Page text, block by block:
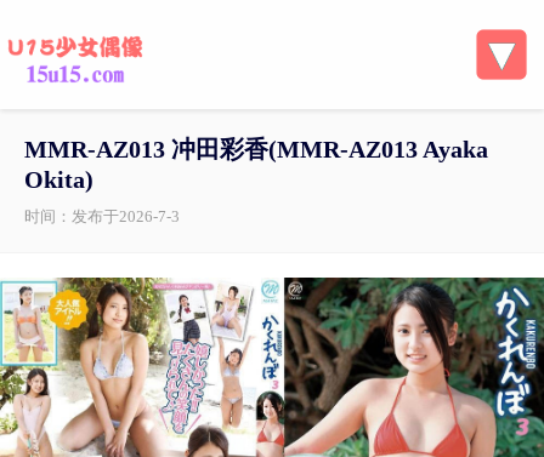
MMR-AZ013 冲田彩香(MMR-AZ013 Ayaka
Okita)
时间：发布于2026-7-3